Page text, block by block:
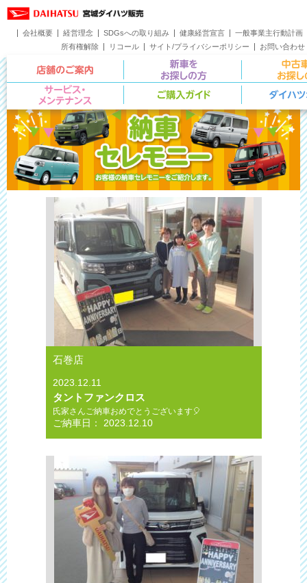
会社概要 経営理念 SDGsへの取り組み 健康経営宣言
一般事業主行動計画
所有権解除
リコール サイト/プライバシーポリシー お問い合わせ
店舗のご案内 新車をお探し
サービス・メンテナンス ご購入ガイド
石巻店
2023.12.11
タントファンクロス
氏家さんご納車おめでとうございます🎈
ご納車日： 2023.12.10